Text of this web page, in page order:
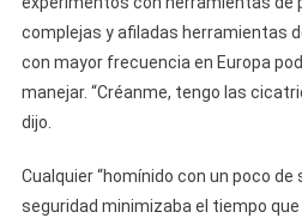
complejas y afiladas herramientas
con mayor frecuencia en Europa
manejar. “Créanme, tengo las
dijo.
Cualquier “homínido con un poco
seguridad minimizaba el tiempo